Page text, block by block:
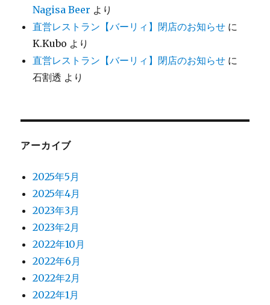
Nagisa Beer より
直営レストラン【バーリィ】閉店のお知らせ に
K.Kubo より
直営レストラン【バーリィ】閉店のお知らせ に
石割透 より
アーカイブ
2025年5月
2025年4月
2023年3月
2023年2月
2022年10月
2022年6月
2022年2月
2022年1月